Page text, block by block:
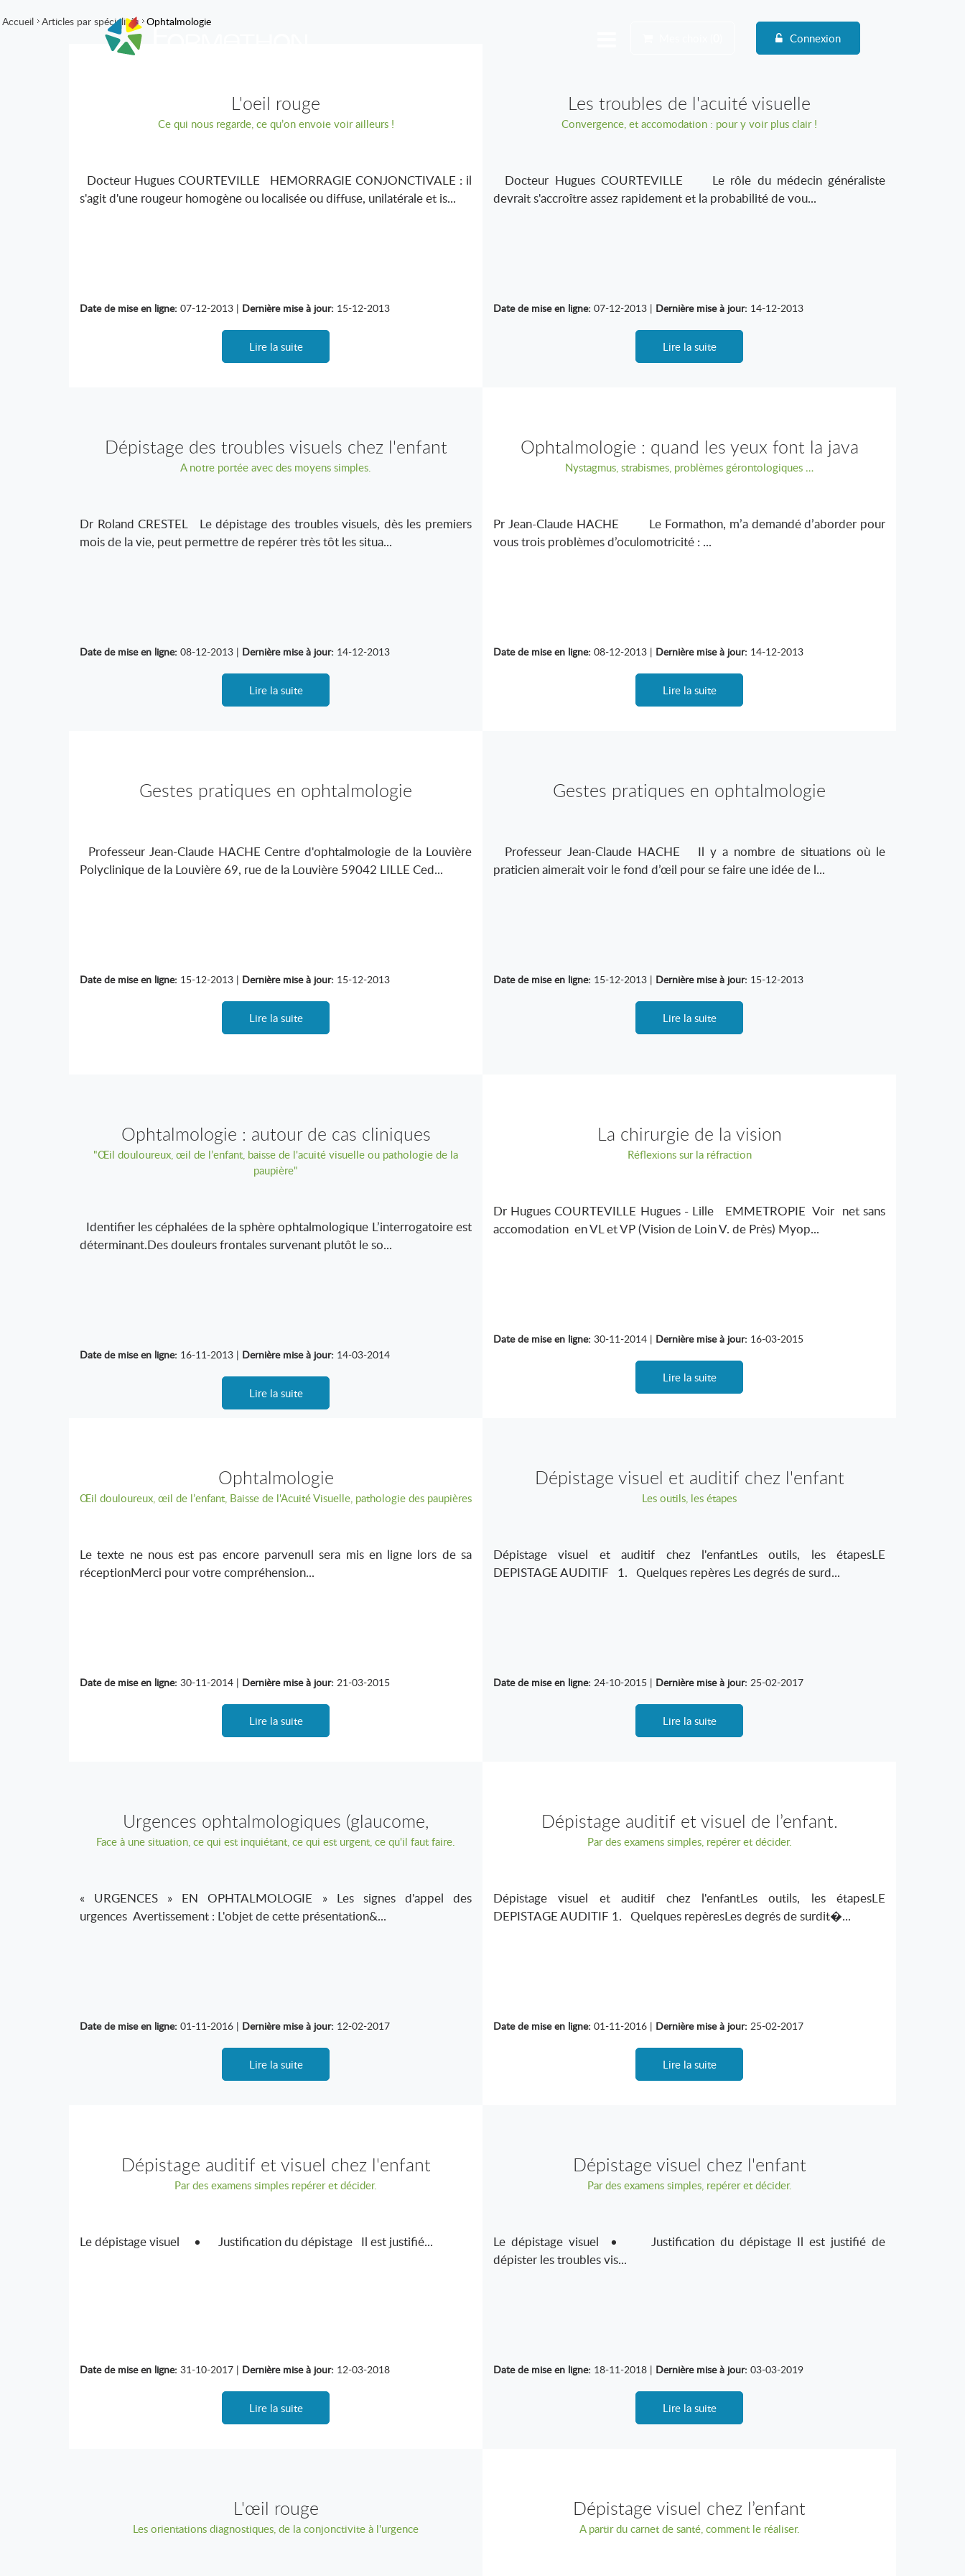
Connexion
Accueil Articles par spécialités Ophtalmologie
L'oeil rouge
Ce qui nous regarde, ce qu’on envoie voir ailleurs !
Docteur Hugues COURTEVILLE HEMORRAGIE CONJONCTIVALE : il
s'agit d'une rougeur homogène ou localisée ou diffuse, unilatérale et is...
Date de mise en ligne: 07-12-2013 | Dernière mise à jour: 15-12-2013
Lire la suite
Les troubles de l'acuité visuelle
Convergence, et accomodation : pour y voir plus clair !
Docteur Hugues COURTEVILLE Le rôle du médecin généraliste
devrait s'accroître assez rapidement et la probabilité de vou...
Date de mise en ligne: 07-12-2013 | Dernière mise à jour: 14-12-2013
Lire la suite
Dépistage des troubles visuels chez l'enfant
A notre portée avec des moyens simples.
Dr Roland CRESTEL Le dépistage des troubles visuels, dès les premiers
mois de la vie, peut permettre de repérer très tôt les situa...
Date de mise en ligne: 08-12-2013 | Dernière mise à jour: 14-12-2013
Lire la suite
Ophtalmologie : quand les yeux font la java
Nystagmus, strabismes, problèmes gérontologiques …
Pr Jean-Claude HACHE Le Formathon, m’a demandé d’aborder pour
vous trois problèmes d’oculomotricité : ...
Date de mise en ligne: 08-12-2013 | Dernière mise à jour: 14-12-2013
Lire la suite
Gestes pratiques en ophtalmologie
Professeur Jean-Claude HACHE Centre d'ophtalmologie de la Louvière
Polyclinique de la Louvière 69, rue de la Louvière 59042 LILLE Ced...
Date de mise en ligne: 15-12-2013 | Dernière mise à jour: 15-12-2013
Lire la suite
Gestes pratiques en ophtalmologie
Professeur Jean-Claude HACHE Il y a nombre de situations où le
praticien aimerait voir le fond d’œil pour se faire une idée de l...
Date de mise en ligne: 15-12-2013 | Dernière mise à jour: 15-12-2013
Lire la suite
Ophtalmologie : autour de cas cliniques
"Œil douloureux, œil de l’enfant, baisse de l'acuité visuelle ou pathologie de la
paupière"
Identifier les céphalées de la sphère ophtalmologique L’interrogatoire est
déterminant.Des douleurs frontales survenant plutôt le so...
Date de mise en ligne: 16-11-2013 | Dernière mise à jour: 14-03-2014
Lire la suite
La chirurgie de la vision
Réflexions sur la réfraction
Dr Hugues COURTEVILLE Hugues - Lille EMMETROPIE Voir net sans
accomodation en VL et VP (Vision de Loin V. de Près) Myop...
Date de mise en ligne: 30-11-2014 | Dernière mise à jour: 16-03-2015
Lire la suite
Ophtalmologie
Œil douloureux, œil de l’enfant, Baisse de l'Acuité Visuelle, pathologie des paupières
Le texte ne nous est pas encore parvenuIl sera mis en ligne lors de sa
réceptionMerci pour votre compréhension...
Date de mise en ligne: 30-11-2014 | Dernière mise à jour: 21-03-2015
Lire la suite
Dépistage visuel et auditif chez l'enfant
Les outils, les étapes
Dépistage visuel et auditif chez l'enfantLes outils, les étapesLE
DEPISTAGE AUDITIF 1. Quelques repères Les degrés de surd...
Date de mise en ligne: 24-10-2015 | Dernière mise à jour: 25-02-2017
Lire la suite
Urgences ophtalmologiques (glaucome,
décollement de rétine, amaurose, infection …)
Face à une situation, ce qui est inquiétant, ce qui est urgent, ce qu'il faut faire.
« URGENCES » EN OPHTALMOLOGIE » Les signes d'appel des
urgences Avertissement : L'objet de cette présentation&...
Date de mise en ligne: 01-11-2016 | Dernière mise à jour: 12-02-2017
Lire la suite
Dépistage auditif et visuel de l’enfant.
Par des examens simples, repérer et décider.
Dépistage visuel et auditif chez l'enfantLes outils, les étapesLE
DEPISTAGE AUDITIF 1. Quelques repèresLes degrés de surdit�...
Date de mise en ligne: 01-11-2016 | Dernière mise à jour: 25-02-2017
Lire la suite
Dépistage auditif et visuel chez l'enfant
Par des examens simples repérer et décider.
Le dépistage visuel • Justification du dépistage Il est justifié...
Date de mise en ligne: 31-10-2017 | Dernière mise à jour: 12-03-2018
Lire la suite
Dépistage visuel chez l'enfant
Par des examens simples, repérer et décider.
Le dépistage visuel • Justification du dépistage Il est justifié de
dépister les troubles vis...
Date de mise en ligne: 18-11-2018 | Dernière mise à jour: 03-03-2019
Lire la suite
L'œil rouge
Les orientations diagnostiques, de la conjonctivite à l'urgence
Dépistage visuel chez l’enfant
A partir du carnet de santé, comment le réaliser.